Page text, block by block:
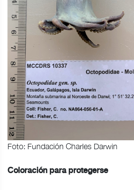
Foto: Fundación Charles Darwin
Coloración para protegerse